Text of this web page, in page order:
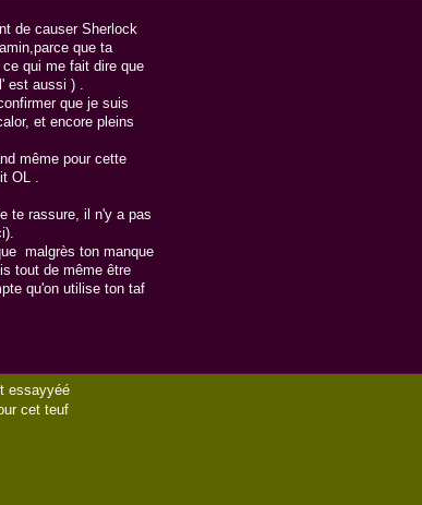
de causer Sherlock
que ta
qui me fait dire que
aussi ) .
que je suis
et encore pleins
même pour cette
OL .
te rassure, il n'y a pas
malgrès ton manque
tout de même être
qu'on utilise ton taf
essayyéé
cet teuf